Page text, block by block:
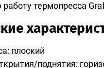
термопресса
плоский
поднятия: